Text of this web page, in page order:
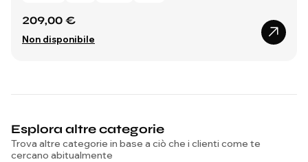
209,00 €
Non disponibile
Esplora altre categorie
Trova altre categorie in base a ciò che i clienti come te
cercano abitualmente